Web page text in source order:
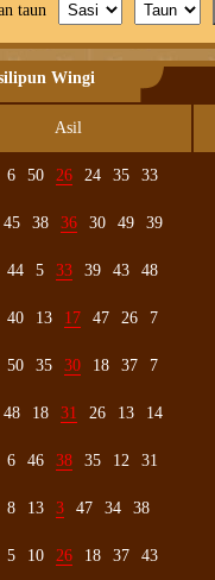
taun
Wingi
Asil
6 50 26 24 35 33
45 38 36 30 49 39
44 5 33 39 43 48
40 13 17 47 26 7
50 35 30 18 37 7
48 18 31 26 13 14
6 46 38 35 12 31
8 13 3 47 34 38
5 10 26 18 37 43